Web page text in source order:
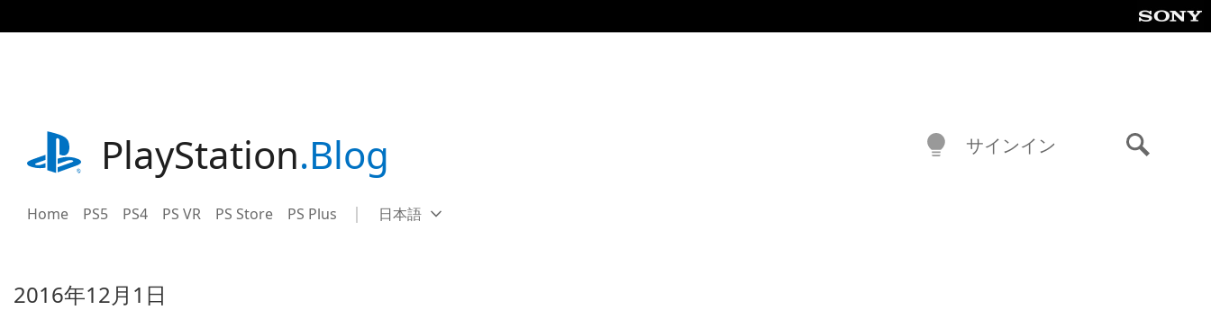
事
playstation.comPlayStation.Blog
Home PS5 PS4 PS VR PS Store PS Plus Select
Current
日本語
サインイン
2016年12月1日